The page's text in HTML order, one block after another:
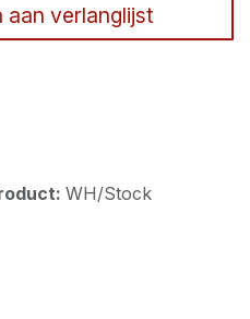
aan verlanglijst
WH/Stock